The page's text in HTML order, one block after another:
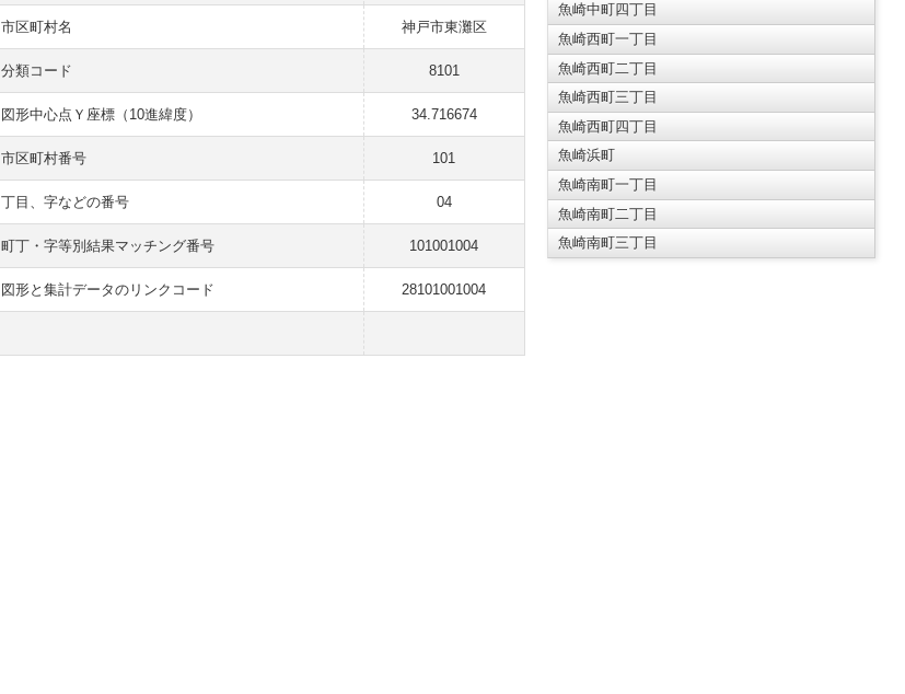
市区町村名 神戸市東灘区
分類コード 8101
図形中心点Ｙ座標（10進緯度） 34.716674
市区町村番号 101
丁目、字などの番号 04
町丁・字等別結果マッチング番号 101001004
図形と集計データのリンクコード 28101001004
魚崎中町四丁目
魚崎西町一丁目
魚崎西町二丁目
魚崎西町三丁目
魚崎西町四丁目
魚崎浜町
魚崎南町一丁目
魚崎南町二丁目
魚崎南町三丁目